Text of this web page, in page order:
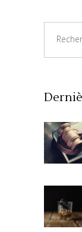
for: